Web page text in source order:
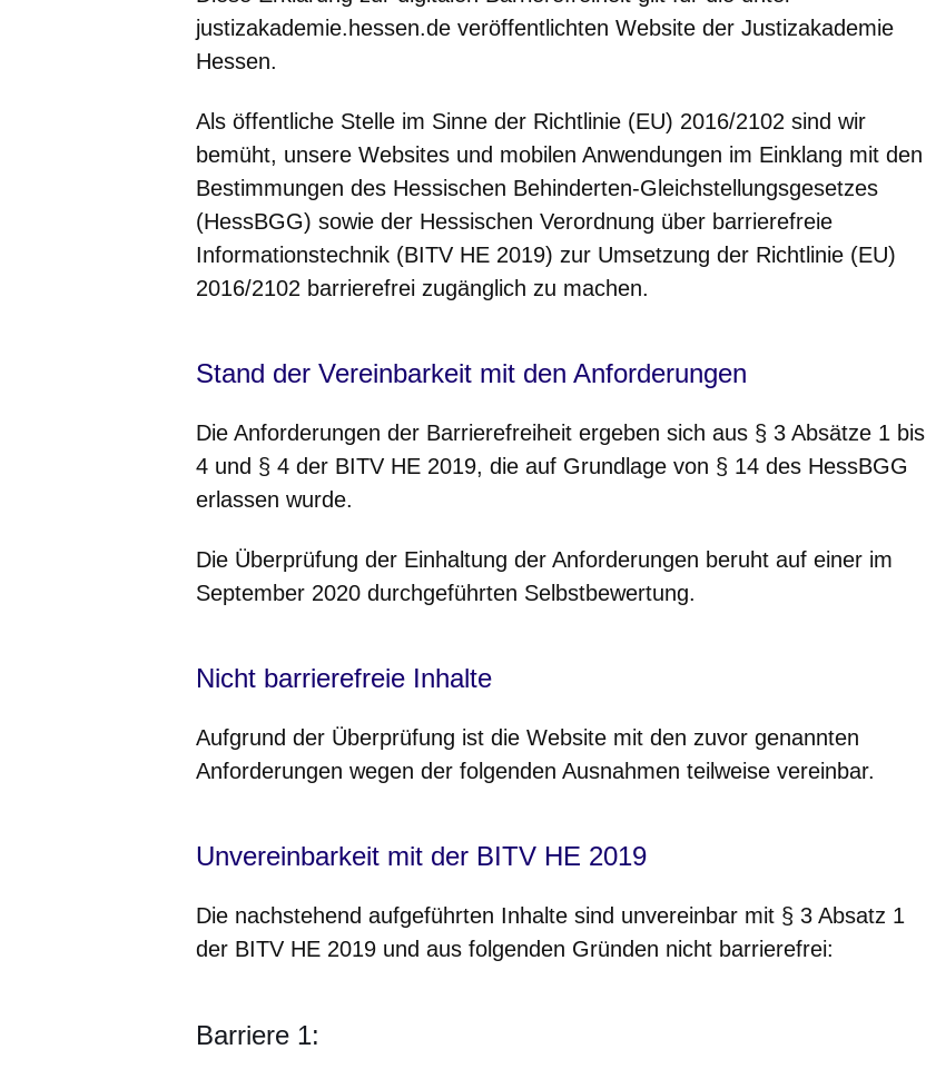
justizakademie.hessen.de veröffentlichten Website der Justizakademie
Hessen.
Als öffentliche Stelle im Sinne der Richtlinie (EU) 2016/2102 sind wir
bemüht, unsere Websites und mobilen Anwendungen im Einklang mit den
Bestimmungen des Hessischen Behinderten-Gleichstellungsgesetzes
(HessBGG) sowie der Hessischen Verordnung über barrierefreie
Informationstechnik (BITV HE 2019) zur Umsetzung der Richtlinie (EU)
2016/2102 barrierefrei zugänglich zu machen.
Stand der Vereinbarkeit mit den Anforderungen
Die Anforderungen der Barrierefreiheit ergeben sich aus § 3 Absätze 1 bis
4 und § 4 der BITV HE 2019, die auf Grundlage von § 14 des HessBGG
erlassen wurde.
Die Überprüfung der Einhaltung der Anforderungen beruht auf einer im
September 2020 durchgeführten Selbstbewertung.
Nicht barrierefreie Inhalte
Aufgrund der Überprüfung ist die Website mit den zuvor genannten
Anforderungen wegen der folgenden Ausnahmen teilweise vereinbar.
Unvereinbarkeit mit der BITV HE 2019
Die nachstehend aufgeführten Inhalte sind unvereinbar mit § 3 Absatz 1
der BITV HE 2019 und aus folgenden Gründen nicht barrierefrei:
Barriere 1: